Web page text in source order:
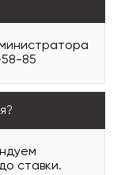
85
ставки.